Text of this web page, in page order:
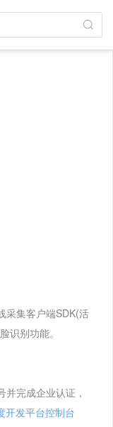
采集客户端SDK(活
识别功能。
完成企业认证，
开发平台控制台